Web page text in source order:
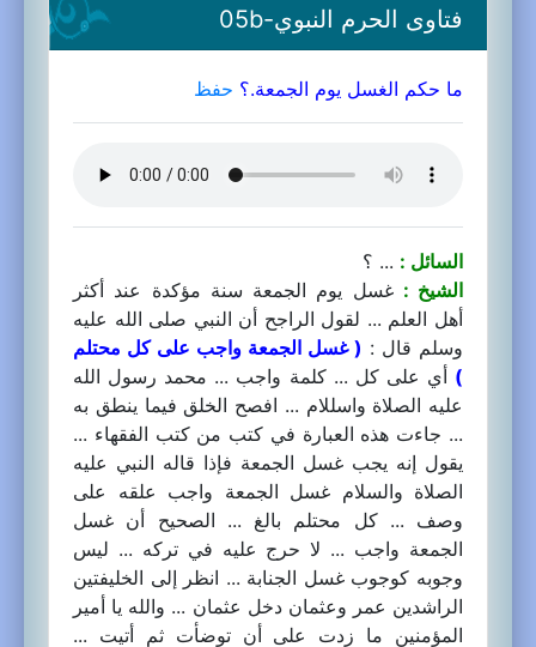
فتاوى الحرم النبوي-05b
ما حكم الغسل يوم الجمعة.؟ حفظ
السائل : ... ؟
الشيخ : غسل يوم الجمعة سنة مؤكدة عند أكثر
أهل العلم ... لقول الراجح أن النبي صلى الله عليه
وسلم قال : ( غسل الجمعة واجب على كل محتلم
) أي على كل ... كلمة واجب ... محمد رسول الله
عليه الصلاة واسللام ... افصح الخلق فيما ينطق به
... جاءت هذه العبارة في كتب من كتب الفقهاء ...
يقول إنه يجب غسل الجمعة فإذا قاله النبي عليه
الصلاة والسلام غسل الجمعة واجب علقه على
وصف ... كل محتلم بالغ ... الصحيح أن غسل
الجمعة واجب ... لا حرج عليه في تركه ... ليس
وجوبه كوجوب غسل الجنابة ... انظر إلى الخليفتين
الراشدين عمر وعثمان دخل عثمان ... والله يا أمير
المؤمنين ما زدت على أن توضأت ثم أتيت ...